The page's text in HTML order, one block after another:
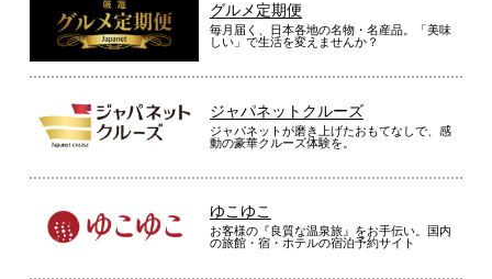
グルメ定期便
毎月届く、日本各地の名物・名産品。「美味
しい」で生活を変えませんか？
ジャパネットクルーズ
ジャパネットが磨き上げたおもてなしで、感
動の豪華クルーズ体験を。
ゆこゆこ
お客様の『良質な温泉旅』をお手伝い。国内
の旅館・宿・ホテルの宿泊予約サイト